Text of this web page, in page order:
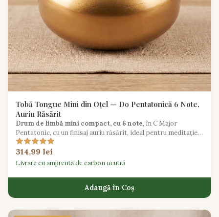
Tobă Tongue Mini din Oțel — Do Pentatonică 6 Note,
Auriu Răsărit
Drum de limbă mini compact, cu 6 note, în C Major
Pentatonic, cu un finisaj auriu răsărit, ideal pentru meditație
în călătorie și introducerea copiilor în muzică.
314,99 lei
Livrare cu amprentă de carbon neutră
Adaugă în Coș